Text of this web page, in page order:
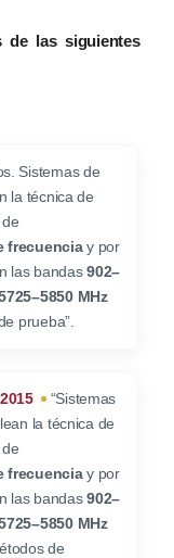
de las siguientes
Sistemas de
la técnica de
frecuenciay por
las bandas902–
MHz
prueba”.
“Sistemas
la técnica de
frecuenciay por
las bandas902–
MHz
de